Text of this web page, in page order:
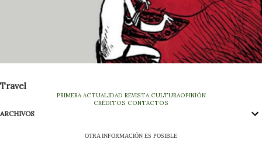
Travel
PRIMERA ACTUALIDAD REVISTA CULTURAOPINIÓN
CRÉDITOS CONTACTOS
ARCHIVOS
OTRA INFORMACIÓN ES POSIBLE